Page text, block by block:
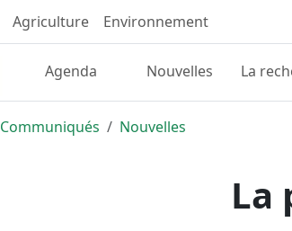
Agriculture Environnement
Agenda Nouvelles La
Communiqués
Nouvelles
La